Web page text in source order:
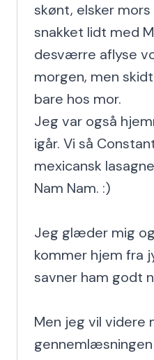
skønt, elsker
snakket lidt med
desværre aflyse
morgen, men
bare hos mor.
Jeg var også
igår. Vi så
mexicansk
Nam Nam. :)
Jeg glæder mig
kommer hjem fra
savner ham godt
Men jeg vil videre